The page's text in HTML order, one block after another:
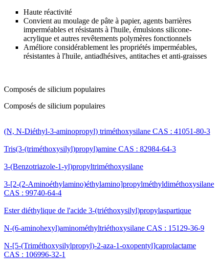
Haute réactivité
Convient au moulage de pâte à papier, agents barrières
imperméables et résistants à l'huile, émulsions silicone-
acrylique et autres revêtements polymères fonctionnels
Améliore considérablement les propriétés imperméables,
résistantes à l'huile, antiadhésives, antitaches et anti-graisses
Composés de silicium populaires
Composés de silicium populaires
(N, N-Diéthyl-3-aminopropyl) triméthoxysilane CAS : 41051-80-3
Tris(3-(triméthoxysilyl)propyl)amine CAS : 82984-64-3
3-(Benzotriazole-1-yl)propyltriméthoxysilane
3-[2-(2-Aminoéthylamino)éthylamino]propylméthyldiméthoxysilane
CAS : 99740-64-4
Ester diéthylique de l'acide 3-(triéthoxysilyl)propylaspartique
N-(6-aminohexyl)aminométhyltriéthoxysilane CAS : 15129-36-9
N-[5-(Triméthoxysilylpropyl)-2-aza-1-oxopentyl]caprolactame
CAS : 106996-32-1